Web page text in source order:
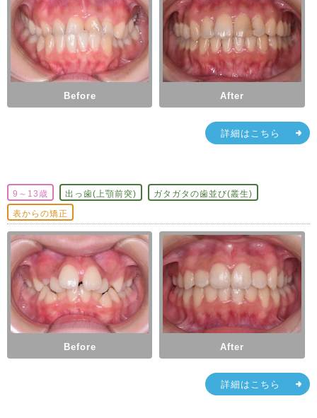
Before After
詳細はこちら
9～13歳 出っ歯(上顎前突) ガタガタの歯並び(叢生)
表からの矯正
Before After
詳細はこちら